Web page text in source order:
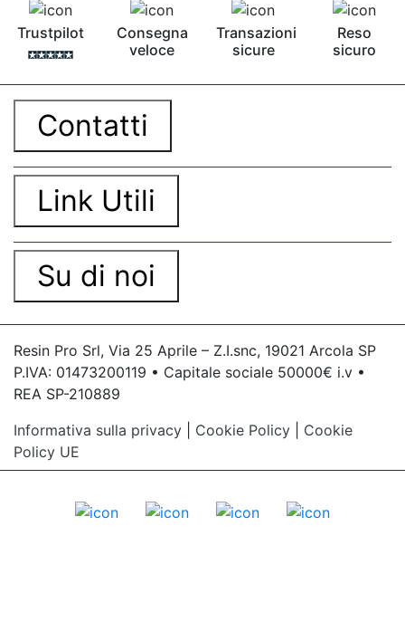
Trustpilot
Consegna
veloce
Transazioni
sicure
Reso
sicuro
Contatti
Link Utili
Su di noi
Resin Pro Srl, Via 25 Aprile – Z.I.snc, 19021 Arcola SP
P.IVA: 01473200119 • Capitale sociale 50000€ i.v •
REA SP-210889
Informativa sulla privacy
Cookie Policy
Cookie
Policy UE